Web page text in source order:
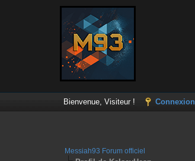
Bienvenue, Visiteur ! Connexion
Messiah93 Forum officiel